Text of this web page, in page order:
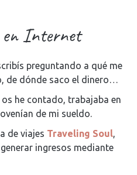
en Internet
preguntando a qué me
de dónde saco el dinero…
he contado, trabajaba en
de mi sueldo.
de viajes Traveling Soul,
ingresos mediante